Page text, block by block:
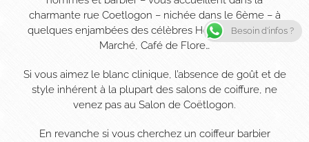
charmante rue Coetlogon – nichée dans le 6ème – à
quelques enjambées des célèbres Hôtel Lutetia, Bon
Marché, Café de Flore…
Si vous aimez le blanc clinique, l’absence de goût et de
style inhérent à la plupart des salons de coiffure, ne
venez pas au Salon de Coëtlogon.
En revanche si vous cherchez un coiffeur barbier
Besoin d'infos ?